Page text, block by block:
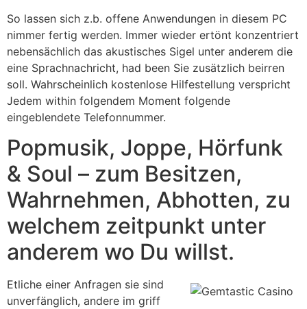
So lassen sich z.b. offene Anwendungen in diesem PC
nimmer fertig werden. Immer wieder ertönt konzentriert
nebensächlich das akustisches Sigel unter anderem die
eine Sprachnachricht, had been Sie zusätzlich beirren
soll. Wahrscheinlich kostenlose Hilfestellung verspricht
Jedem within folgendem Moment folgende
eingeblendete Telefonnummer.
Popmusik, Joppe, Hörfunk
& Soul – zum Besitzen,
Wahrnehmen, Abhotten, zu
welchem zeitpunkt unter
anderem wo Du willst.
Etliche einer Anfragen sie sind
unverfänglich, andere im griff